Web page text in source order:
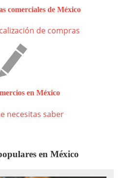
comerciales de México
de compras
en México
necesitas saber
en México